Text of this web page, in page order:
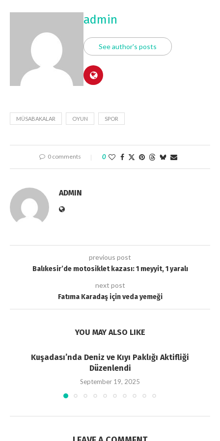
admin
See author's posts
MÜSABAKALAR OYUN SPOR
0 comments 0
ADMIN
previous post
Balıkesir’de motosiklet kazası: 1 meyyit, 1 yaralı
next post
Fatıma Karadaş için veda yemeği
YOU MAY ALSO LIKE
Kuşadası’nda Deniz ve Kıyı Paklığı Aktifliği
Düzenlendi
September 19, 2025